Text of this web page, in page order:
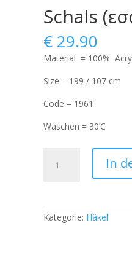
Schals
€ 29.90
Material = 100%
Size = 199 / 107 cm
Code = 1961
Waschen = 30’C
(εσαρπα
In
Kategorie: Häkel